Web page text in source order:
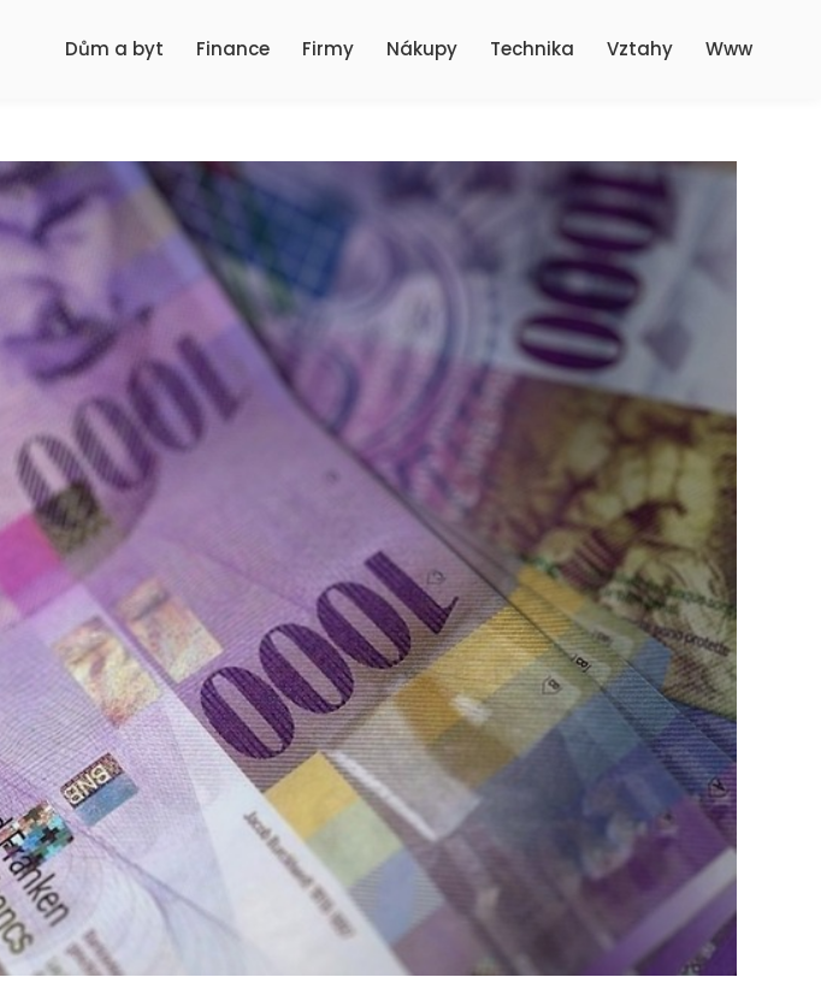
Dům a byt Finance Firmy Nákupy Technika Vztahy Www